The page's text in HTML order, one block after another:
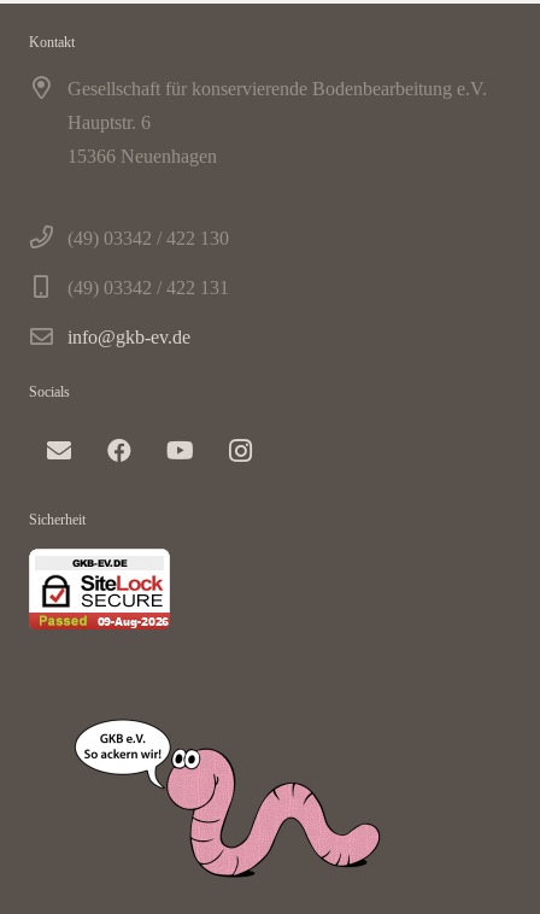
Kontakt
Gesellschaft für konservierende Bodenbearbeitung e.V.
Hauptstr. 6
15366 Neuenhagen
(49) 03342 / 422 130
(49) 03342 / 422 131
info@gkb-ev.de
Socials
Sicherheit